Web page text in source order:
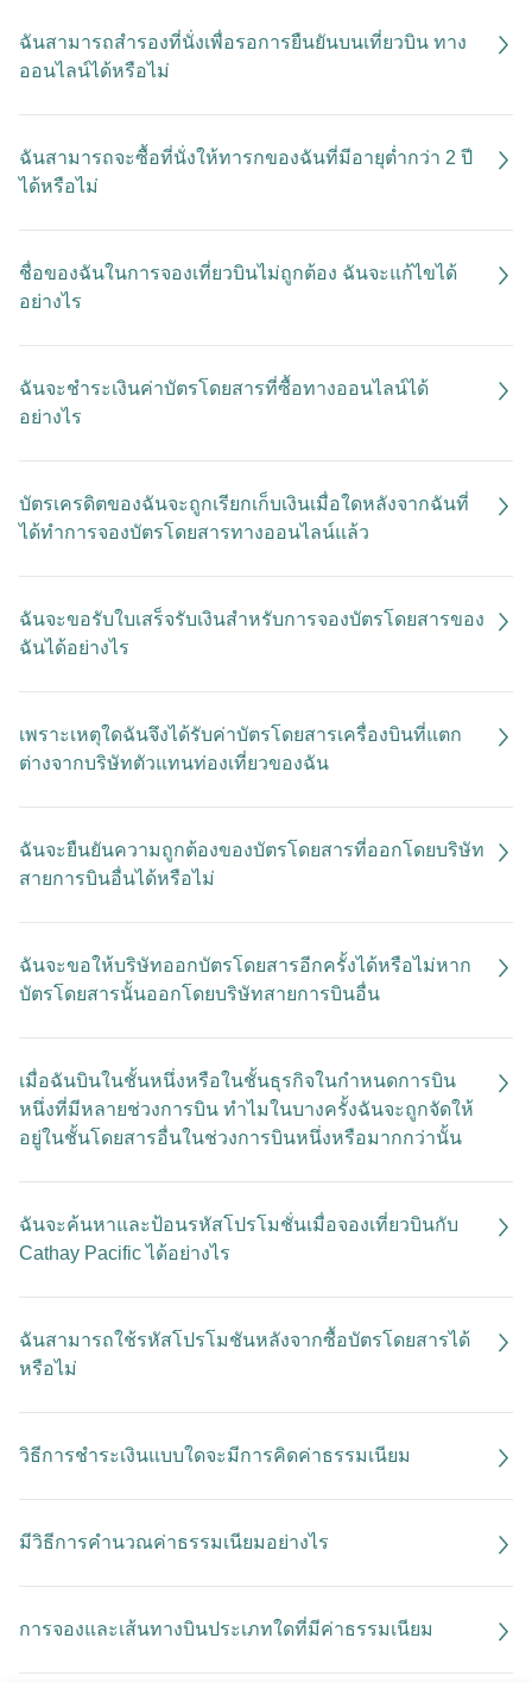
ฉันสามารถสำรองที่นั่งเพื่อรอการยืนยันบนเที่ยวบิน ทาง
ออนไลน์ได้หรือไม่
ฉันสามารถจะซื้อที่นั่งให้ทารกของฉันที่มีอายุต่ำกว่า 2 ปี
ได้หรือไม่
ชื่อของฉันในการจองเที่ยวบินไม่ถูกต้อง ฉันจะแก้ไขได้
อย่างไร
ฉันจะชำระเงินค่าบัตรโดยสารที่ซื้อทางออนไลน์ได้
อย่างไร
บัตรเครดิตของฉันจะถูกเรียกเก็บเงินเมื่อใดหลังจากฉันที่
ได้ทำการจองบัตรโดยสารทางออนไลน์แล้ว
ฉันจะขอรับใบเสร็จรับเงินสำหรับการจองบัตรโดยสารของ
ฉันได้อย่างไร
เพราะเหตุใดฉันจึงได้รับค่าบัตรโดยสารเครื่องบินที่แตก
ต่างจากบริษัทตัวแทนท่องเที่ยวของฉัน
ฉันจะยืนยันความถูกต้องของบัตรโดยสารที่ออกโดยบริษัท
สายการบินอื่นได้หรือไม่
ฉันจะขอให้บริษัทออกบัตรโดยสารอีกครั้งได้หรือไม่หาก
บัตรโดยสารนั้นออกโดยบริษัทสายการบินอื่น
เมื่อฉันบินในชั้นหนึ่งหรือในชั้นธุรกิจในกำหนดการบิน
หนึ่งที่มีหลายช่วงการบิน ทำไมในบางครั้งฉันจะถูกจัดให้
อยู่ในชั้นโดยสารอื่นในช่วงการบินหนึ่งหรือมากกว่านั้น
ฉันจะค้นหาและป้อนรหัสโปรโมชั่นเมื่อจองเที่ยวบินกับ
Cathay Pacific ได้อย่างไร
ฉันสามารถใช้รหัสโปรโมชันหลังจากซื้อบัตรโดยสารได้
หรือไม่
วิธีการชําระเงินแบบใดจะมีการคิดค่าธรรมเนียม
มีวิธีการคำนวณค่าธรรมเนียมอย่างไร
การจองและเส้นทางบินประเภทใดที่มีค่าธรรมเนียม